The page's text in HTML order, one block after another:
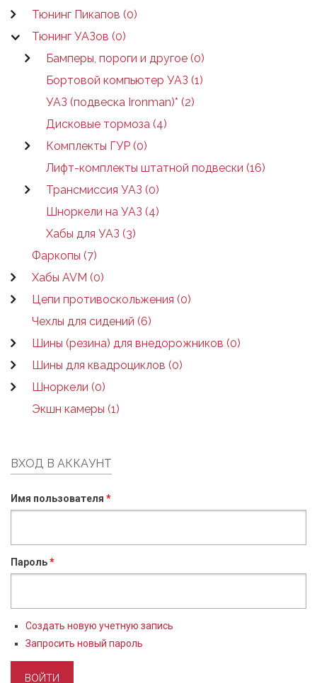
Тюнинг Пикапов (0)
Тюнинг УАЗов (0)
Бамперы, пороги и другое (0)
Бортовой компьютер УАЗ (1)
УАЗ (подвеска Ironman)* (2)
Дисковые тормоза (4)
Комплекты ГУР (0)
Лифт-комплекты штатной подвески (16)
Трансмиссия УАЗ (0)
Шноркели на УАЗ (4)
Хабы для УАЗ (3)
Фаркопы (7)
Хабы AVM (0)
Цепи противоскольжения (0)
Чехлы для сидений (6)
Шины (резина) для внедорожников (0)
Шины для квадроциклов (0)
Шноркели (0)
Экшн камеры (1)
ВХОД В АККАУНТ
Имя пользователя *
Пароль*
Создать новую учетную запись
Запросить новый пароль